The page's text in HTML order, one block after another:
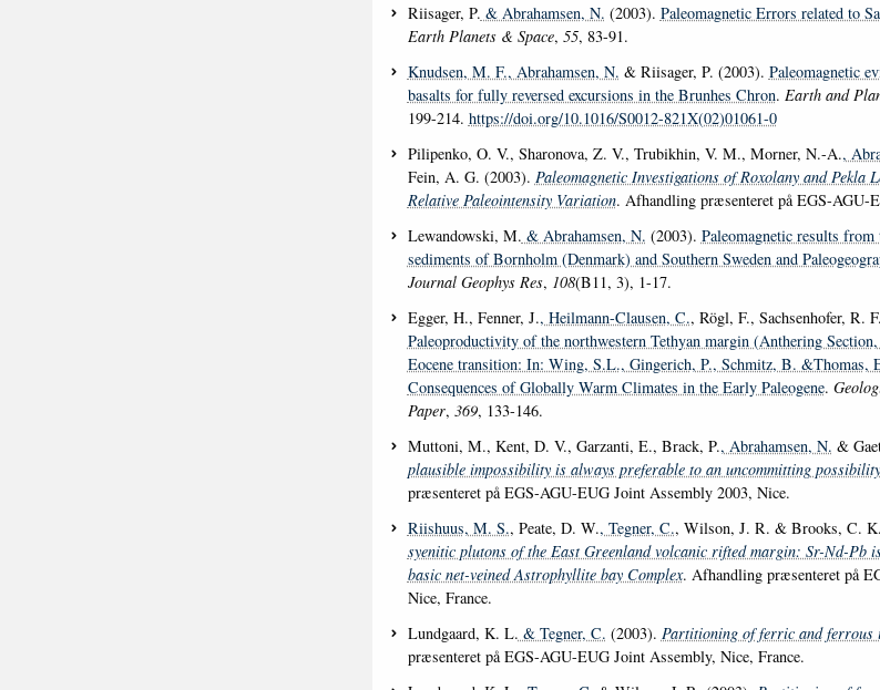
Riisager, P. & Abrahamsen, N. (2003). Paleomagnetic Errors related to
Earth Planets & Space, 55, 83-91.
Knudsen, M. F., Abrahamsen, N. & Riisager, P. (2003). Paleomagnetic
basalts for fully reversed excursions in the Brunhes Chron. Earth and
199-214. https://doi.org/10.1016/S0012-821X(02)01061-0
Pilipenko, O. V., Sharonova, Z. V., Trubikhin, V. M., Morner, N.-A.,
Fein, A. G. (2003). Paleomagnetic Investigations of Roxolany and Pekla
Relative Paleointensity Variation. Afhandling præsenteret på EGS-AGU-
Lewandowski, M. & Abrahamsen, N. (2003). Paleomagnetic results
sediments of Bornholm (Denmark) and Southern Sweden and
Journal Geophys Res, 108(B11, 3), 1-17.
Egger, H., Fenner, J., Heilmann-Clausen, C., Rögl, F., Sachsenhofer, R.
Paleoproductivity of the northwestern Tethyan margin (Anthering
Eocene transition: In: Wing, S.L., Gingerich, P., Schmitz, B. &Thomas,
Consequences of Globally Warm Climates in the Early Paleogene.
Paper, 369, 133-146.
Muttoni, M., Kent, D. V., Garzanti, E., Brack, P., Abrahamsen, N. &
plausible impossibility is always preferable to an uncommitting
præsenteret på EGS-AGU-EUG Joint Assembly 2003, Nice.
Riishuus, M. S., Peate, D. W., Tegner, C., Wilson, J. R. & Brooks, C.
syenitic plutons of the East Greenland volcanic rifted margin: Sr-Nd-Pb
basic net-veined Astrophyllite bay Complex. Afhandling præsenteret på
Nice, France.
Lundgaard, K. L. & Tegner, C. (2003). Partitioning of ferric and ferrous
præsenteret på EGS-AGU-EUG Joint Assembly, Nice, France.